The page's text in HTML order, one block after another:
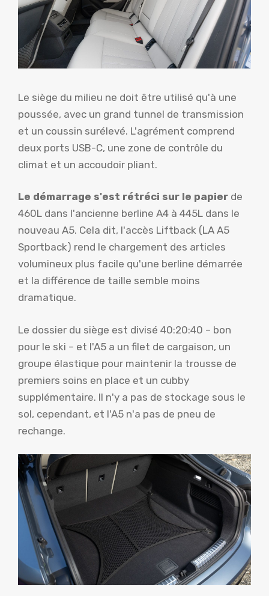
Le siège du milieu ne doit être utilisé qu'à une
poussée, avec un grand tunnel de transmission
et un coussin surélevé. L'agrément comprend
deux ports USB-C, une zone de contrôle du
climat et un accoudoir pliant.
Le démarrage s'est rétréci sur le papier de
460L dans l'ancienne berline A4 à 445L dans le
nouveau A5. Cela dit, l'accès Liftback (LA A5
Sportback) rend le chargement des articles
volumineux plus facile qu'une berline démarrée
et la différence de taille semble moins
dramatique.
Le dossier du siège est divisé 40:20:40 – bon
pour le ski – et l'A5 a un filet de cargaison, un
groupe élastique pour maintenir la trousse de
premiers soins en place et un cubby
supplémentaire. Il n'y a pas de stockage sous le
sol, cependant, et l'A5 n'a pas de pneu de
rechange.